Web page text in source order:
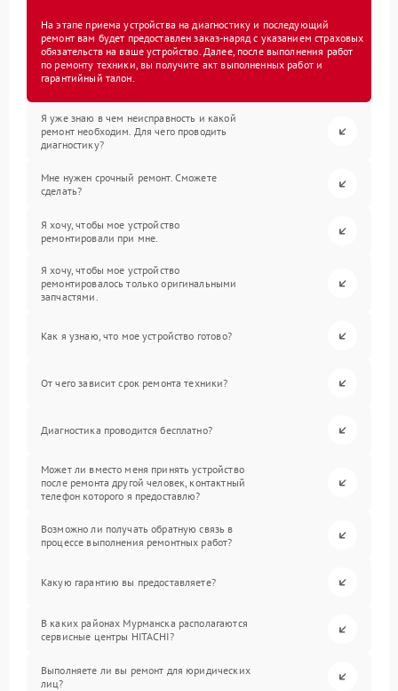
На этапе приема устройства на диагностику и последующий
ремонт вам будет предоставлен заказ-наряд с указанием страховых
обязательств на ваше устройство. Далее, после выполнения работ
по ремонту техники, вы получите акт выполненных работ и
гарантийный талон.
Я уже знаю в чем неисправность и какой
ремонт необходим. Для чего проводить
диагностику?
Мне нужен срочный ремонт. Сможете
сделать?
Я хочу, чтобы мое устройство
ремонтировали при мне.
Я хочу, чтобы мое устройство
ремонтировалось только оригинальными
запчастями.
Как я узнаю, что мое устройство готово?
От чего зависит срок ремонта техники?
Диагностика проводится бесплатно?
Может ли вместо меня принять устройство
после ремонта другой человек, контактный
телефон которого я предоставлю?
Возможно ли получать обратную связь в
процессе выполнения ремонтных работ?
Какую гарантию вы предоставляете?
В каких районах Мурманска располагаются
сервисные центры HITACHI?
Выполняете ли вы ремонт для юридических
лиц?